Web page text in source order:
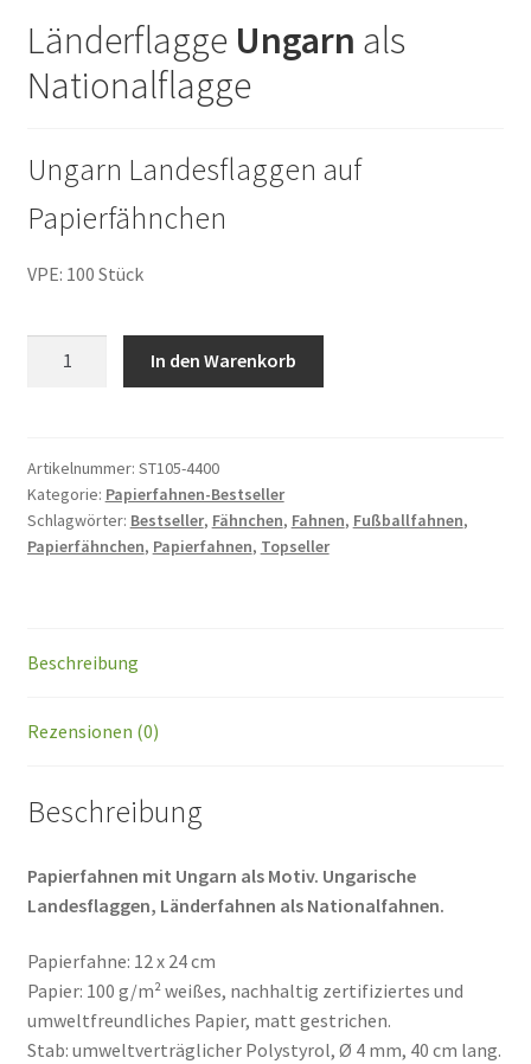
Länderflagge Ungarn als
Nationalflagge
Ungarn Landesflaggen auf
Papierfähnchen
VPE: 100 Stück
In den Warenkorb
Artikelnummer: ST105-4400
Kategorie: Papierfahnen-Bestseller
Schlagwörter: Bestseller, Fähnchen, Fahnen, Fußballfahnen,
Papierfähnchen, Papierfahnen, Topseller
Beschreibung
Rezensionen (0)
Beschreibung
Papierfahnen mit Ungarn als Motiv. Ungarische
Landesflaggen, Länderfahnen als Nationalfahnen.
Papierfahne: 12 x 24 cm
Papier: 100 g/m² weißes, nachhaltig zertifiziertes und
umweltfreundliches Papier, matt gestrichen.
Stab: umweltverträglicher Polystyrol, Ø 4 mm, 40 cm lang.